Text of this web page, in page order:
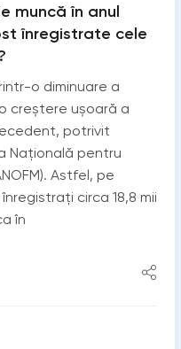
muncă în anul
înregistrate cele
o diminuare a
creștere ușoară a
potrivit
Națională pentru
Astfel, pe
circa 18,8 mii
în